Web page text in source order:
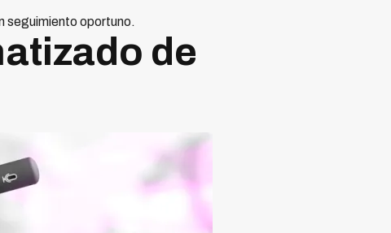
seguimiento oportuno.
de